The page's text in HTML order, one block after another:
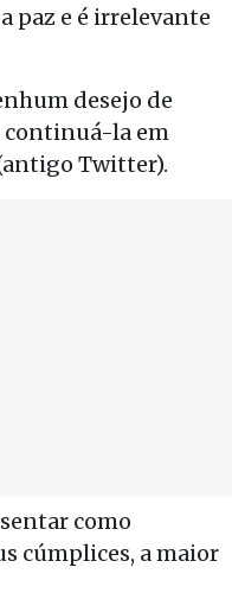
paz e é irrelevante
desejo de
continuá-la em
Twitter).
como
cúmplices, a maior